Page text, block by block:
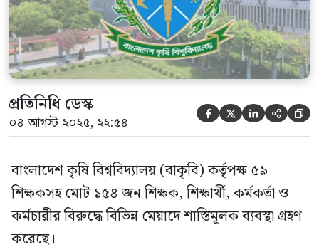
প্রতিনিধি ডেস্ক
০৪ আগস্ট ২০২৫, ২২:৫৪     
বাংলাদেশ কৃষি বিশ্ববিদ্যালয় (বাকৃবি) কর্তৃপক্ষ ৫৯
শিক্ষকসহ মোট ১৫৪ জন শিক্ষক, শিক্ষার্থী, কর্মকর্তা ও
কর্মচারীর বিরুদ্ধে বিভিন্ন মেয়াদে শাস্তিমূলক ব্যবস্থা গ্রহণ
করেছে।